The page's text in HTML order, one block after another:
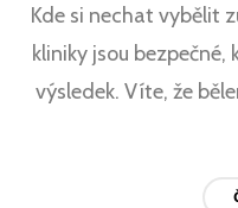
Kde si nechat vybělit
kliniky jsou
výsledek. Víte, že